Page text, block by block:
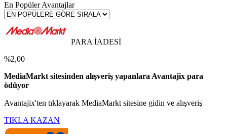
En Popüler Avantajlar
PARA İADESİ
%2,00
MediaMarkt sitesinden alışveriş yapanlara Avantajix para
ödüyor
Avantajix'ten tıklayarak MediaMarkt sitesine gidin ve alışveriş
TIKLA KAZAN